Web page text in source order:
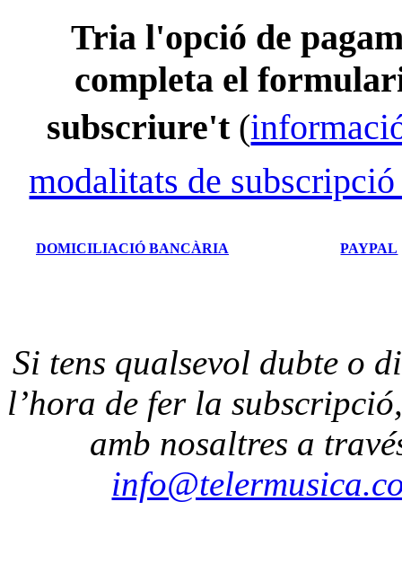
Tria l'opció de
completa el
subscriure't (
modalitats de
DOMICILIACIÓ BANCÀRIA PAYPAL
Si tens qualsevol dubte o
l’hora de fer la
amb nosaltres a